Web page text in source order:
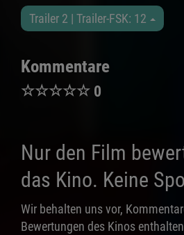
Trailer 2 | Trailer-FSK: 12
Kommentare
☆☆☆☆☆ 0
Nur den Film
das Kino. Keine
Wir behalten uns vor,
Bewertungen des Kinos